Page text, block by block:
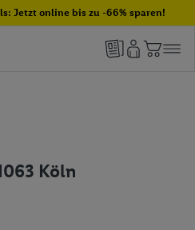
Jetzt online bis zu -66% sparen!
Köln